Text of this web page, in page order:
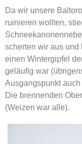
Da wir unsere
ruinieren wollten,
scherten wir aus und
einen Wintergipfel
geläufig war
Ausgangspunkt auch
Die brennenden
(Weizen war alle).